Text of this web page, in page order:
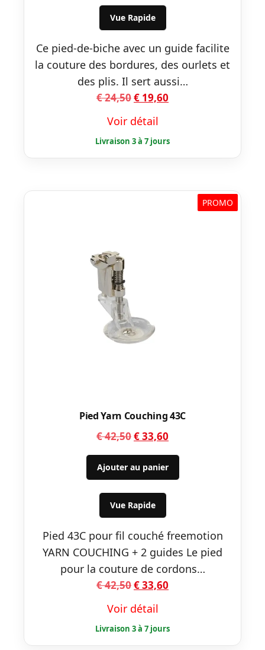
€ 24,50.
Vue Rapide
Ce pied-de-biche avec un guide facilite
la couture des bordures, des ourlets et
des plis. Il sert aussi…
€24,50Le
initial
était :
€ 24,50.
€ 19,60
est :
€ 19,60.
Voir détail
PROMO
Pied Yarn Couching 43C
€42,50Le
initial
était :
€ 42,50.
€33,60
actuel
est :
Ajouter au panier
Vue Rapide
Pied 43C pour fil couché freemotion
YARN COUCHING + 2 guides Le pied
pour la couture de cordons…
€42,50Le
initial
était :
€33,60
est :
Voir détail